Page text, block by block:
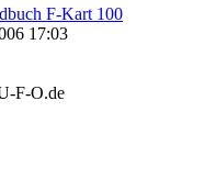
F-Kart 100
17:03
F-O.de